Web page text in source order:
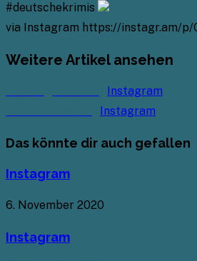
#deutschekrimis
via Instagram https://instagr.am/p/
Weitere Artikel ansehen
Instagram
Instagram
Das könnte dir auch gefallen
Instagram
6. November 2020
Instagram